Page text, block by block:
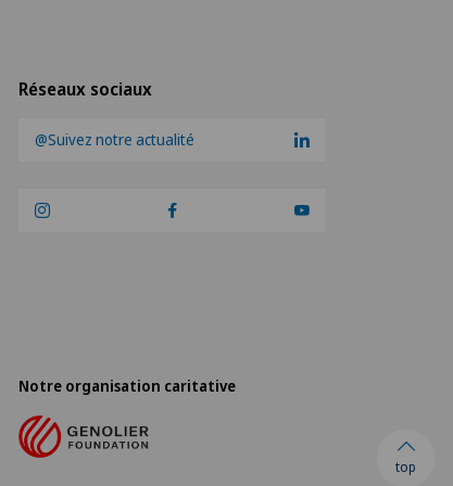
Réseaux sociaux
@Suivez notre actualité
Notre organisation caritative
top